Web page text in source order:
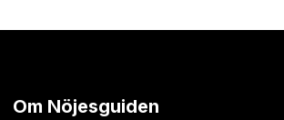
Om Nöjesguiden